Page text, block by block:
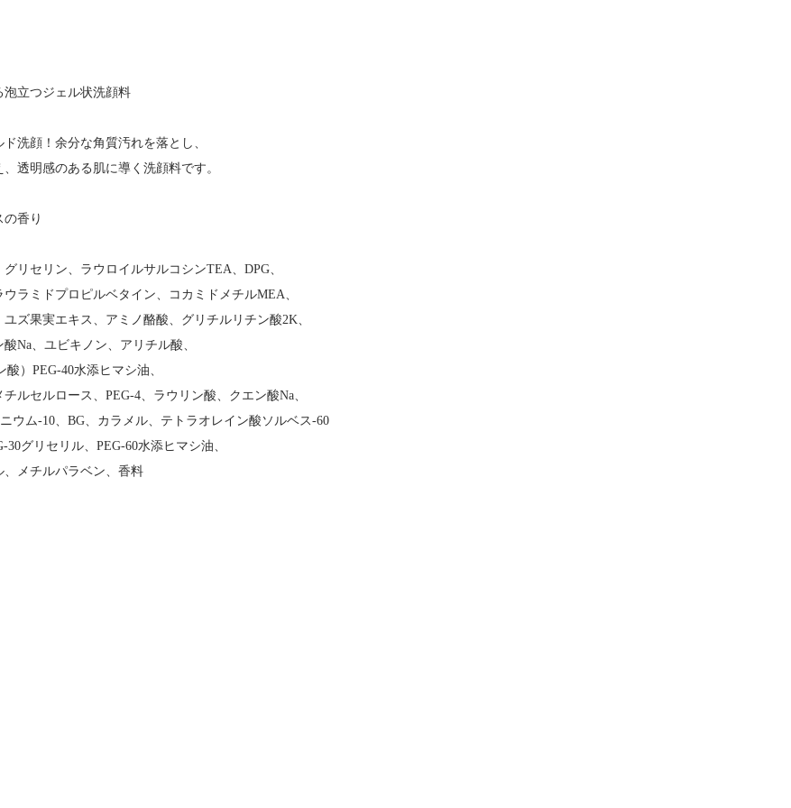
泡立つジェル状洗顔料
洗顔！余分な角質汚れを落とし、
透明感のある肌に導く洗顔料です。
香り
グリセリン、ラウロイルサルコシンTEA、DPG、
ラミドプロピルベタイン、コカミドメチルMEA、
ズ果実エキス、アミノ酪酸、グリチルリチン酸2K、
Na、ユビキノン、アリチル酸、
酸）PEG-40水添ヒマシ油、
ルセルロース、PEG-4、ラウリン酸、クエン酸Na、
ウム-10、BG、カラメル、テトラオレイン酸ソルベス-60
30グリセリル、PEG-60水添ヒマシ油、
、メチルパラベン、香料